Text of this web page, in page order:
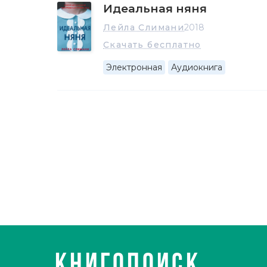
Идеальная няня
Лейла Слимани2018
Скачать бесплатно
Электронная Аудиокнига